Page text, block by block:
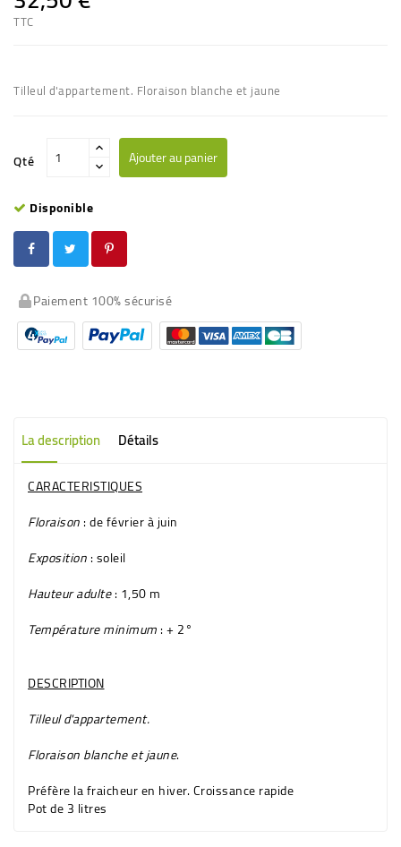
TTC
Tilleul d'appartement. Floraison blanche et jaune
Qté Ajouter au panier
Disponible
Paiement 100% sécurisé
La description Détails
CARACTERISTIQUES
Floraison: de février à juin
Exposition: soleil
Hauteur adulte: 1,50 m
Température minimum: + 2°
DESCRIPTION
Tilleul d'appartement.
Floraisonblanche et jaune.
Préfère la fraicheur en hiver. Croissance rapide
Pot de 3 litres